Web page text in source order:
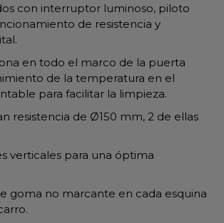
con interruptor luminoso, piloto
de resistencia y
en todo el marco de la puerta
de la temperatura en el
para facilitar la limpieza.
resistencia de Ø150 mm, 2 de ellas
verticales para una óptima
goma no marcante en cada esquina